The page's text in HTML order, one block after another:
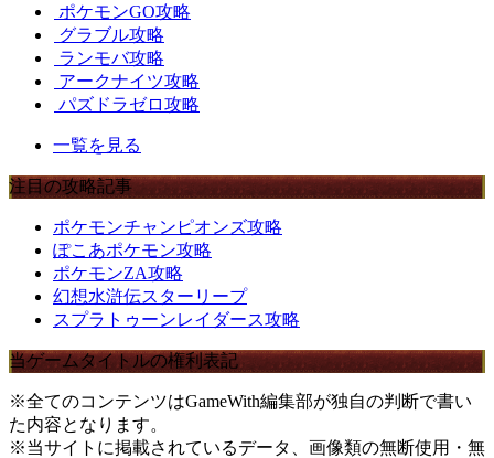
ポケモンGO攻略
グラブル攻略
ランモバ攻略
アークナイツ攻略
パズドラゼロ攻略
一覧を見る
注目の攻略記事
ポケモンチャンピオンズ攻略
ぽこあポケモン攻略
ポケモンZA攻略
幻想水滸伝スターリープ
スプラトゥーンレイダース攻略
当ゲームタイトルの権利表記
※全てのコンテンツはGameWith編集部が独自の判断で書い
た内容となります。
※当サイトに掲載されているデータ、画像類の無断使用・無